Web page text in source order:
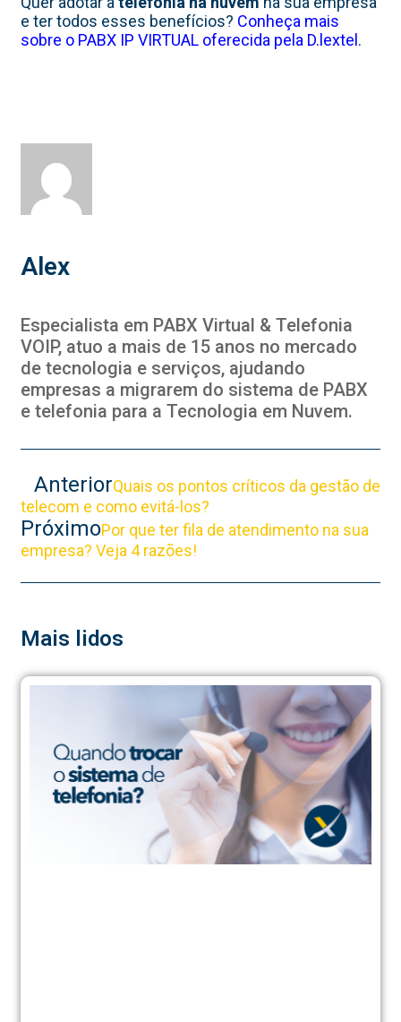
e ter todos esses benefícios? Conheça mais
sobre o PABX IP VIRTUAL oferecida pela D.lextel.
Alex
Especialista em PABX Virtual & Telefonia
VOIP, atuo a mais de 15 anos no mercado
de tecnologia e serviços, ajudando
empresas a migrarem do sistema de PABX
e telefonia para a Tecnologia em Nuvem.
AnteriorQuais os pontos críticos da gestão de
telecom e como evitá-los?
PróximoPor que ter fila de atendimento na sua
empresa? Veja 4 razões!
Mais lidos